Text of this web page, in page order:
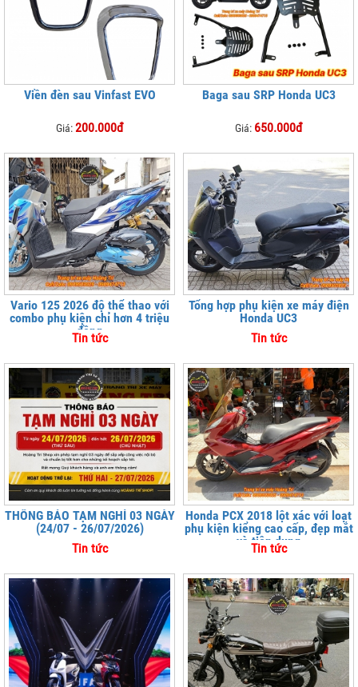
Viền đèn sau Vinfast EVO
Giá:200.000đ
Baga sau SRP Honda UC3
Giá: 650.000đ
Vario 125 2026 độ thể thao với
combo phụ kiện chỉ hơn 4 triệu
đồng
Tin tức
Tổng hợp phụ kiện xe máy điện
Honda UC3
Tin tức
THÔNG BÁO TẠM NGHỈ 03 NGÀY
(24/07 - 26/07/2026)
Tin tức
Honda PCX 2018 lột xác với loạt
phụ kiện kiểng cao cấp, đẹp mắt
và tiện dụng
Tin tức